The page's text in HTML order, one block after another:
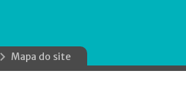
Mapa do site